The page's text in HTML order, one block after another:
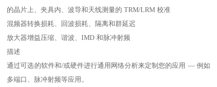
的晶片上、夹具内、波导和天线测量的 TRM/LRM 校准
混频器转换损耗、回波损耗、隔离和群延迟
放大器增益压缩、谐波、IMD 和脉冲射频
描述
通过可选的软件和/或硬件进行通用网络分析来定制您的应用 ― 例如
多端口、脉冲射频等应用。